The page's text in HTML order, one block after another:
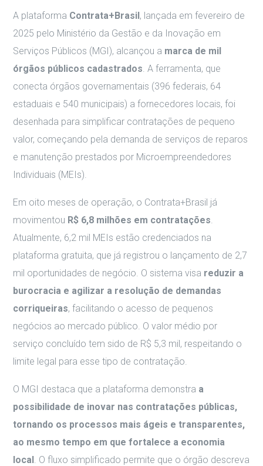
A plataforma Contrata+Brasil, lançada em fevereiro de
2025 pelo Ministério da Gestão e da Inovação em
Serviços Públicos (MGI), alcançou a marca de mil
órgãos públicos cadastrados . A ferramenta, que
conecta órgãos governamentais (396 federais, 64
estaduais e 540 municipais) a fornecedores locais, foi
desenhada para simplificar contratações de pequeno
valor, começando pela demanda de serviços de reparos
e manutenção prestados por Microempreendedores
Individuais (MEIs).
Em oito meses de operação, o Contrata+Brasil já
movimentou R$ 6,8 milhões em contratações
Atualmente, 6,2 mil MEIs estão credenciados na
plataforma gratuita, que já registrou o lançamento de 2,7
mil oportunidades de negócio. O sistema visa reduzir a
burocracia e agilizar a resolução de demandas
corriqueiras, facilitando o acesso de pequenos
negócios ao mercado público. O valor médio por
serviço concluído tem sido de R$ 5,3 mil, respeitando o
limite legal para esse tipo de contratação.
O MGI destaca que a plataforma demonstra a
possibilidade de inovar nas contratações públicas,
tornando os processos mais ágeis e transparentes,
ao mesmo tempo em que fortalece a economia
local . O fluxo simplificado permite que o órgão descreva